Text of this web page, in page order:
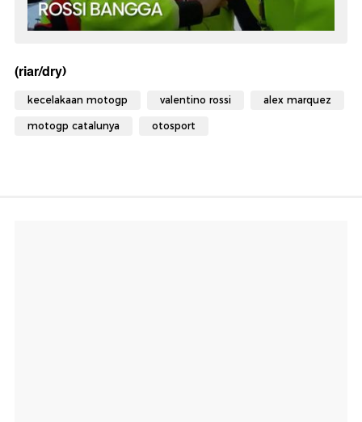
(riar/dry)
kecelakaan motogp valentino rossi alex marquez
motogp catalunya otosport